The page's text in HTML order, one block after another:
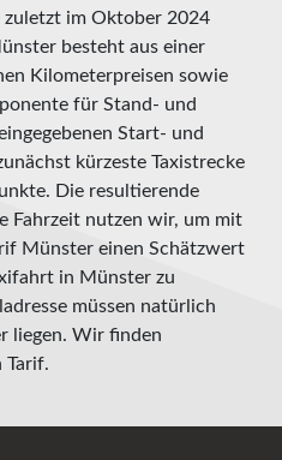
zuletzt im Oktober 2024
besteht aus einer
Kilometerpreisen sowie
für Stand- und
Start- und
kürzeste Taxistrecke
Die resultierende
Fahrzeit nutzen wir, um mit
Münster einen Schätzwert
in Münster zu
müssen natürlich
liegen. Wir finden
Tarif.